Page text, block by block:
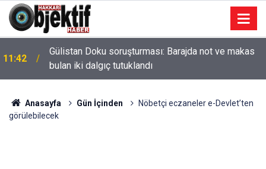
11:42
Gülistan Doku soruşturması: Barajda not ve makas
bulan iki dalgıç tutuklandı
Anasayfa Gün İçinden
Nöbetçi eczaneler e-Devlet’ten
görülebilecek